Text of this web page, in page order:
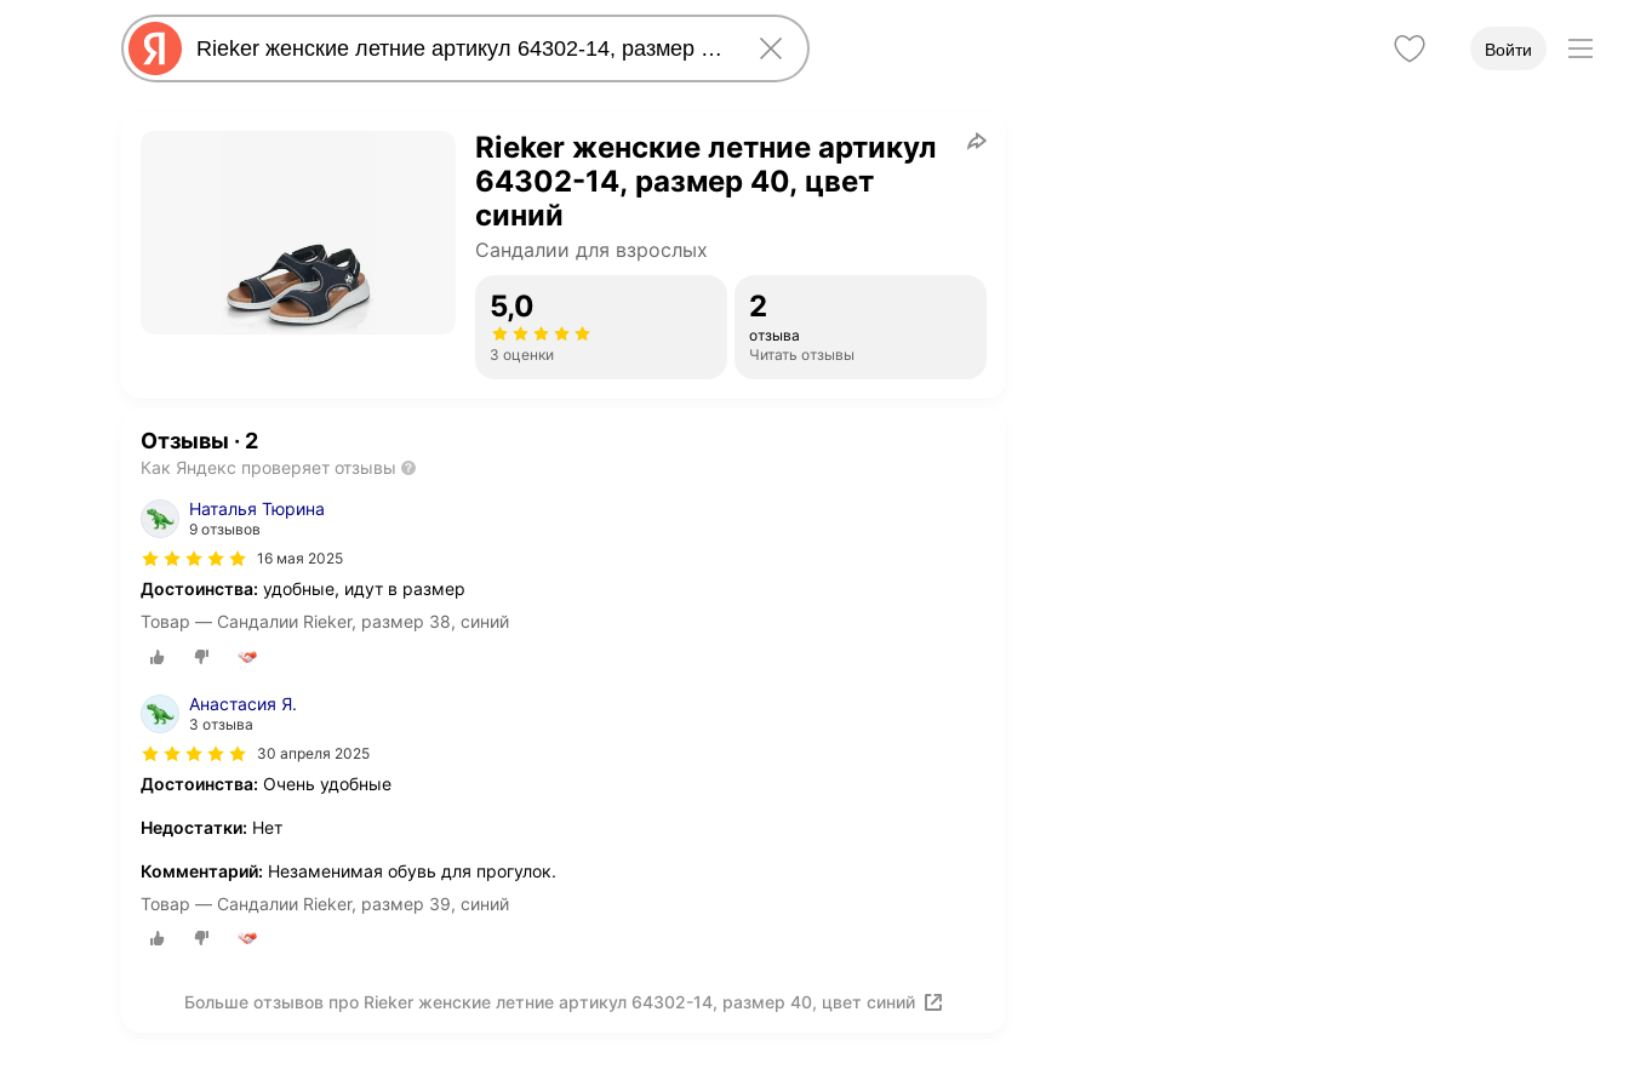
Войти
Rieker женские летние артикул
64302-14, размер 40, цвет
синий
Сандалии для взрослых
5,0
3 оценки
2
отзыва
Читать отзывы
Отзывы · 2
Как Яндекс проверяет отзывы
Наталья Тюрина
9 отзывов
16 мая 2025
Достоинства: удобные, идут в размер
Товар — Сандалии Rieker, размер 38, синий
Анастасия Я.
3 отзыва
30 апреля 2025
Достоинства: Очень удобные
Недостатки: Нет
Комментарий: Незаменимая обувь для прогулок.
Товар — Сандалии Rieker, размер 39, синий
Больше отзывов про Rieker женские летние артикул 64302-14, размер 40, цвет синий